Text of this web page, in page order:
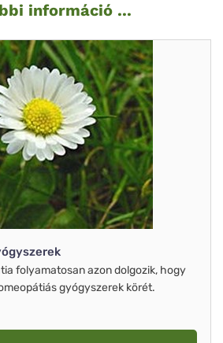
információ ...
folyamatosan azon dolgozik, hogy
gyógyszerek körét.